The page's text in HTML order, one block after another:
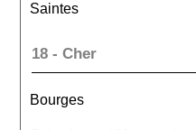
Saintes
18 - Cher
Bourges